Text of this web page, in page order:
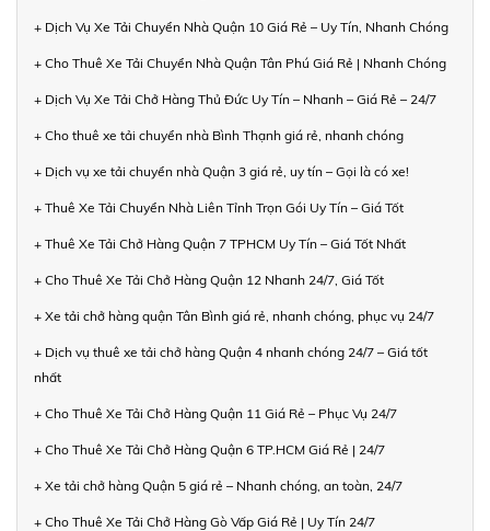
+ Dịch Vụ Xe Tải Chuyển Nhà Quận 10 Giá Rẻ – Uy Tín, Nhanh Chóng
+ Cho Thuê Xe Tải Chuyển Nhà Quận Tân Phú Giá Rẻ | Nhanh Chóng
+ Dịch Vụ Xe Tải Chở Hàng Thủ Đức Uy Tín – Nhanh – Giá Rẻ – 24/7
+ Cho thuê xe tải chuyển nhà Bình Thạnh giá rẻ, nhanh chóng
+ Dịch vụ xe tải chuyển nhà Quận 3 giá rẻ, uy tín – Gọi là có xe!
+ Thuê Xe Tải Chuyển Nhà Liên Tỉnh Trọn Gói Uy Tín – Giá Tốt
+ Thuê Xe Tải Chở Hàng Quận 7 TPHCM Uy Tín – Giá Tốt Nhất
+ Cho Thuê Xe Tải Chở Hàng Quận 12 Nhanh 24/7, Giá Tốt
+ Xe tải chở hàng quận Tân Bình giá rẻ, nhanh chóng, phục vụ 24/7
+ Dịch vụ thuê xe tải chở hàng Quận 4 nhanh chóng 24/7 – Giá tốt
nhất
+ Cho Thuê Xe Tải Chở Hàng Quận 11 Giá Rẻ – Phục Vụ 24/7
+ Cho Thuê Xe Tải Chở Hàng Quận 6 TP.HCM Giá Rẻ | 24/7
+ Xe tải chở hàng Quận 5 giá rẻ – Nhanh chóng, an toàn, 24/7
+ Cho Thuê Xe Tải Chở Hàng Gò Vấp Giá Rẻ | Uy Tín 24/7